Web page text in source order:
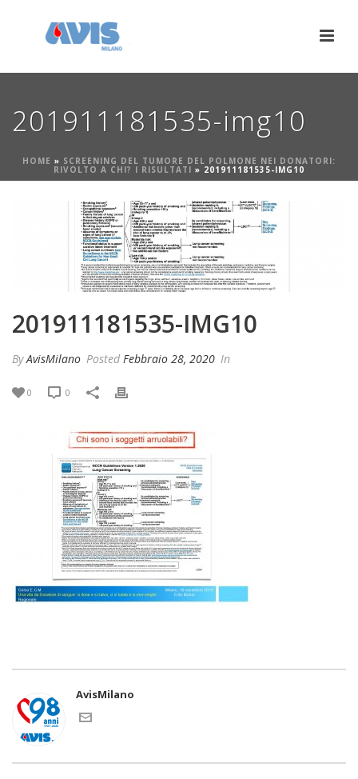
201911181535-img10
HOME » SCREENING DEL TUMORE DEL POLMONE NEI DONATORI:
RIVOLTO A CHI? I RISULTATI » 201911181535-IMG10
201911181535-IMG10
ByAvisMilano Posted Febbraio 28, 2020 In
0 0
AvisMilano